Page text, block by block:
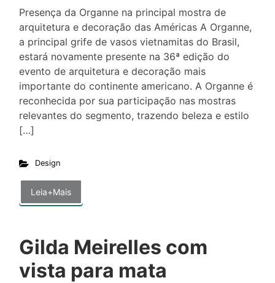
Presença da Organne na principal mostra de
arquitetura e decoração das Américas A Organne,
a principal grife de vasos vietnamitas do Brasil,
estará novamente presente na 36ª edição do
evento de arquitetura e decoração mais
importante do continente americano. A Organne é
reconhecida por sua participação nas mostras
relevantes do segmento, trazendo beleza e estilo
[…]
Design
Leia+Mais
Gilda Meirelles com
vista para mata